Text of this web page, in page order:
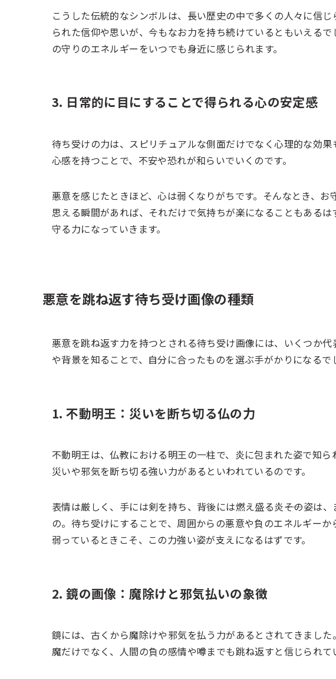
こうした伝統的なシンボルは、長い歴史の中で多くの人々に信
られた信仰や思いが、今もなお力を持ち続けているともいえる
の守りのエネルギーをいつでも身近に感じられます。
3. 日常的に目にすることで得られる心の安定感
待ち受けの力は、スピリチュアルな側面だけでなく心理的な効
心感を持つことで、不安や恐れが和らいでいくのです。
悪意を感じたときほど、心は弱くなりがちです。そんなとき、
思える瞬間があれば、それだけで気持ちが楽になることもある
守る力になっていきます。
悪意を跳ね返す待ち受け画像の種類
悪意を跳ね返す力を持つとされる待ち受け画像には、いくつか
や背景を知ることで、自分に合ったものを選ぶ手がかりになるで
1. 不動明王：災いを断ち切る仏の力
不動明王は、仏教における明王の一柱で、炎に包まれた姿で知
災いや邪気を断ち切る強い力があるといわれているのです。
表情は厳しく、手には剣を持ち、背後には燃え盛る炎――その姿は
の。待ち受けにすることで、周囲からの悪意や負のエネルギー
弱っているときこそ、この力強い姿が支えになるはずです。
2. 鏡の画像：魔除けと邪気払いの象徴
鏡には、古くから魔除けや邪気を払う力があるとされてきまし
魔だけでなく、人間の負の感情や噂までも跳ね返すと信じられて